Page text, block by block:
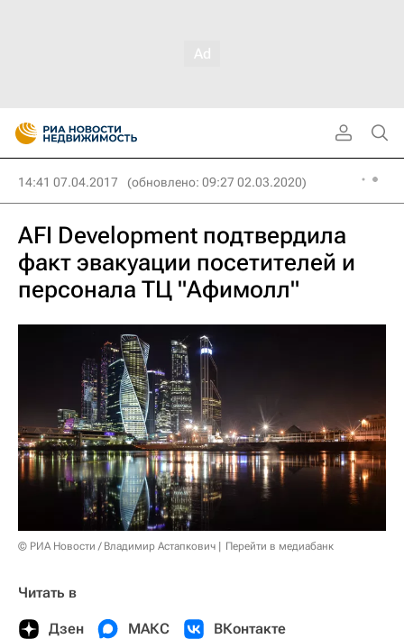
14:41 07.04.2017 (обновлено: 09:27 02.03.2020)
АFI Development подтвердила
факт эвакуации посетителей и
персонала ТЦ "Афимолл"
© РИА Новости / Владимир Астапкович Перейти в медиабанк
Читать в
Дзен МАКС ВКонтакте